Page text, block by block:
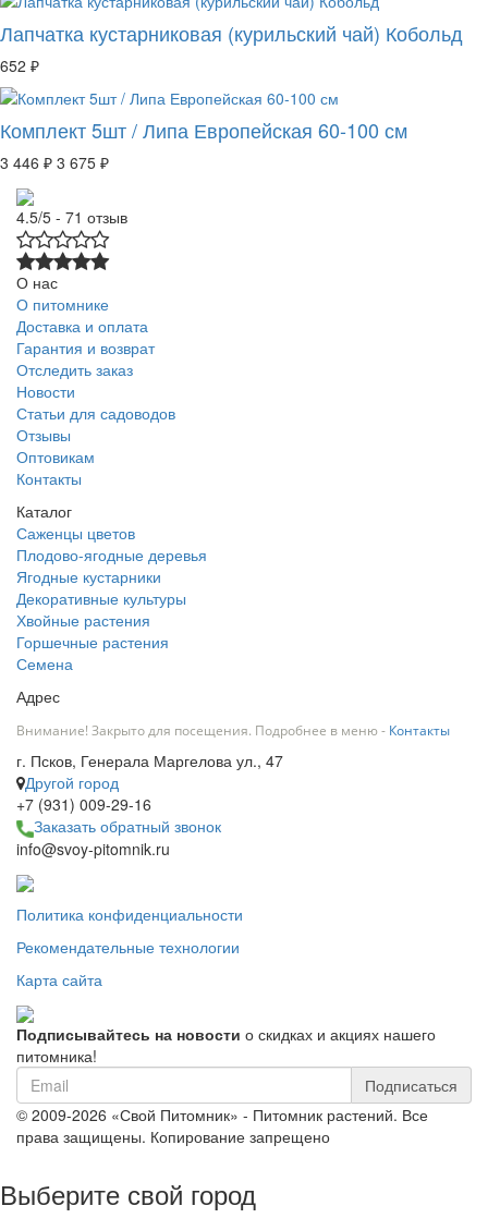
Лапчатка кустарниковая (курильский чай) Кобольд
652 ₽
Комплект 5шт / Липа Европейская 60-100 см
3 446 ₽ 3 675 ₽
4.5/5 - 71 отзыв
О нас
О питомнике
Доставка и оплата
Гарантия и возврат
Отследить заказ
Новости
Статьи для садоводов
Отзывы
Оптовикам
Контакты
Каталог
Саженцы цветов
Плодово-ягодные деревья
Ягодные кустарники
Декоративные культуры
Хвойные растения
Горшечные растения
Семена
Адрес
Внимание! Закрыто для посещения. Подробнее в меню - Контакты
г. Псков, Генерала Маргелова ул., 47
Другой город
+7 (931) 009-29-16
Заказать обратный звонок
info@svoy-pitomnik.ru
Политика конфиденциальности
Рекомендательные технологии
Карта сайта
Подписывайтесь на новости о скидках и акциях нашего
питомника!
Подписаться
© 2009-2026 «Свой Питомник» - Питомник растений. Все
права защищены. Копирование запрещено
Выберите свой город